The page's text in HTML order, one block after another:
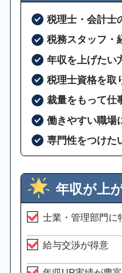
税理士・会計士
税務スタッフ・
年収を上げたい
税理士資格を取
裁量をもって仕
働きやすい職場
専門性をつけた
年収が上
士業・管理部門に
給与交渉が得意